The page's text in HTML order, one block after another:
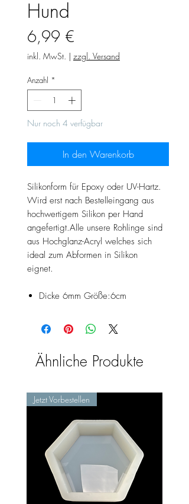
Hund
6,99 €
inkl. MwSt. | zzgl. Versand
Anzahl *
Nur noch 4 verfügbar
In den Warenkorb
Silikonform für Epoxy oder UV-Hartz.
Wird erst nach Bestelleingang aus
hochwertigem Silikon per Hand
angefertigt.Alle unsere Rohlinge sind
aus Hochglanz-Acryl welches sich
ideal zum Abformen in Silikon
eignet.
Dicke 6mm Größe:6cm
Ähnliche Produkte
Jetzt Vorbestellen